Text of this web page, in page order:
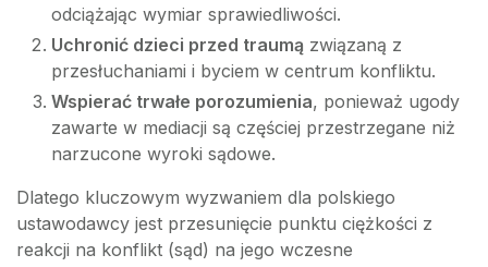
odciążając wymiar sprawiedliwości.
Uchronić dzieci przed traumą związaną z
przesłuchaniami i byciem w centrum konfliktu.
Wspierać trwałe porozumienia, ponieważ ugody
zawarte w mediacji są częściej przestrzegane niż
narzucone wyroki sądowe.
Dlatego kluczowym wyzwaniem dla polskiego
ustawodawcy jest przesunięcie punktu ciężkości z
reakcji na konflikt (sąd) na jego wczesne